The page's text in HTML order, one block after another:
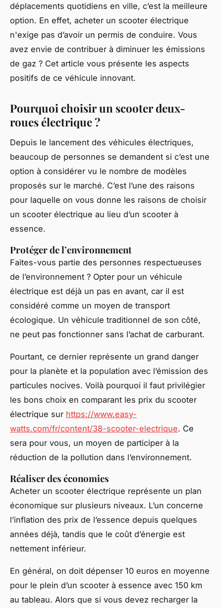
déplacements quotidiens en ville, c’est la meilleure
option. En effet, acheter un scooter électrique
n'exige pas d’avoir un permis de conduire. Vous
avez envie de contribuer à diminuer les émissions
de gaz ? Cet article vous présente les aspects
positifs de ce véhicule innovant.
Pourquoi choisir un scooter deux-
roues électrique ?
Depuis le lancement des véhicules électriques,
beaucoup de personnes se demandent si c’est une
option à considérer vu le nombre de modèles
proposés sur le marché. C’est l’une des raisons
pour laquelle on vous donne les raisons de choisir
un scooter électrique au lieu d’un scooter à
essence.
Protéger de l’environnement
Faites-vous partie des personnes respectueuses
de l’environnement ? Opter pour un véhicule
électrique est déjà un pas en avant, car il est
considéré comme un moyen de transport
écologique. Un véhicule traditionnel de son côté,
ne peut pas fonctionner sans l’achat de carburant.
Pourtant, ce dernier représente un grand danger
pour la planète et la population avec l’émission des
particules nocives. Voilà pourquoi il faut privilégier
les bons choix en comparant les prix du scooter
électrique sur https://www.easy-
watts.com/fr/content/38-scooter-electrique. Ce
sera pour vous, un moyen de participer à la
réduction de la pollution dans l’environnement.
Réaliser des économies
Acheter un scooter électrique représente un plan
économique sur plusieurs niveaux. L’un concerne
l’inflation des prix de l’essence depuis quelques
années déjà, tandis que le coût d’énergie est
nettement inférieur.
En général, on doit dépenser 10 euros en moyenne
pour le plein d’un scooter à essence avec 150 km
au tableau. Alors que si vous devez recharger la